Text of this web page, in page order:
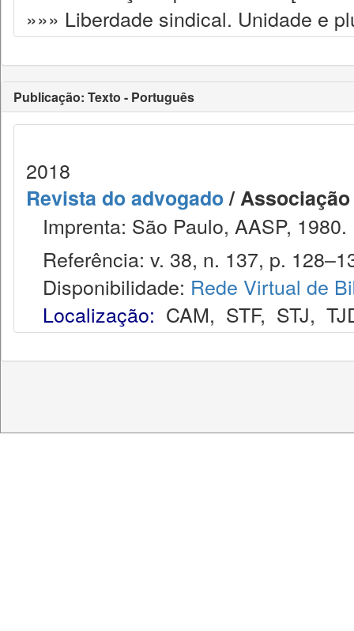
»»» Liberdade sindical. Unidade e
Publicação: Texto - Português
2018
Revista do advogado/
Imprenta: São Paulo, AASP, 1980.
Referência: v. 38, n. 137, p.
Disponibilidade: Rede Virtual de
Localização: CAM, STF, STJ,